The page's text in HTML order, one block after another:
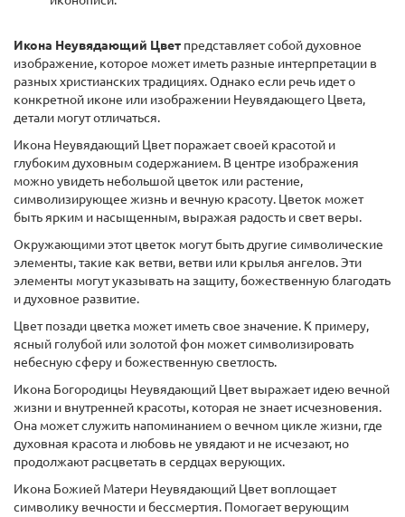
Икона Неувядающий Цвет представляет собой духовное
изображение, которое может иметь разные интерпретации в
разных христианских традициях. Однако если речь идет о
конкретной иконе или изображении Неувядающего Цвета,
детали могут отличаться.
Икона Неувядающий Цвет поражает своей красотой и
глубоким духовным содержанием. В центре изображения
можно увидеть небольшой цветок или растение,
символизирующее жизнь и вечную красоту. Цветок может
быть ярким и насыщенным, выражая радость и свет веры.
Окружающими этот цветок могут быть другие символические
элементы, такие как ветви, ветви или крылья ангелов. Эти
элементы могут указывать на защиту, божественную благодать
и духовное развитие.
Цвет позади цветка может иметь свое значение. К примеру,
ясный голубой или золотой фон может символизировать
небесную сферу и божественную светлость.
Икона Богородицы Неувядающий Цвет выражает идею вечной
жизни и внутренней красоты, которая не знает исчезновения.
Она может служить напоминанием о вечном цикле жизни, где
духовная красота и любовь не увядают и не исчезают, но
продолжают расцветать в сердцах верующих.
Икона Божией Матери Неувядающий Цвет воплощает
символику вечности и бессмертия. Помогает верующим